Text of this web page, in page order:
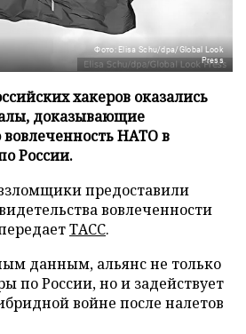
Фото: Elisa Schu/dpa/Global Look
Press
хакеров оказались
доказывающие
НАТО в
России.
предоставили
вовлеченности
ТАСС.
данным, альянс не только
по России, но и задействует
войне после налетов